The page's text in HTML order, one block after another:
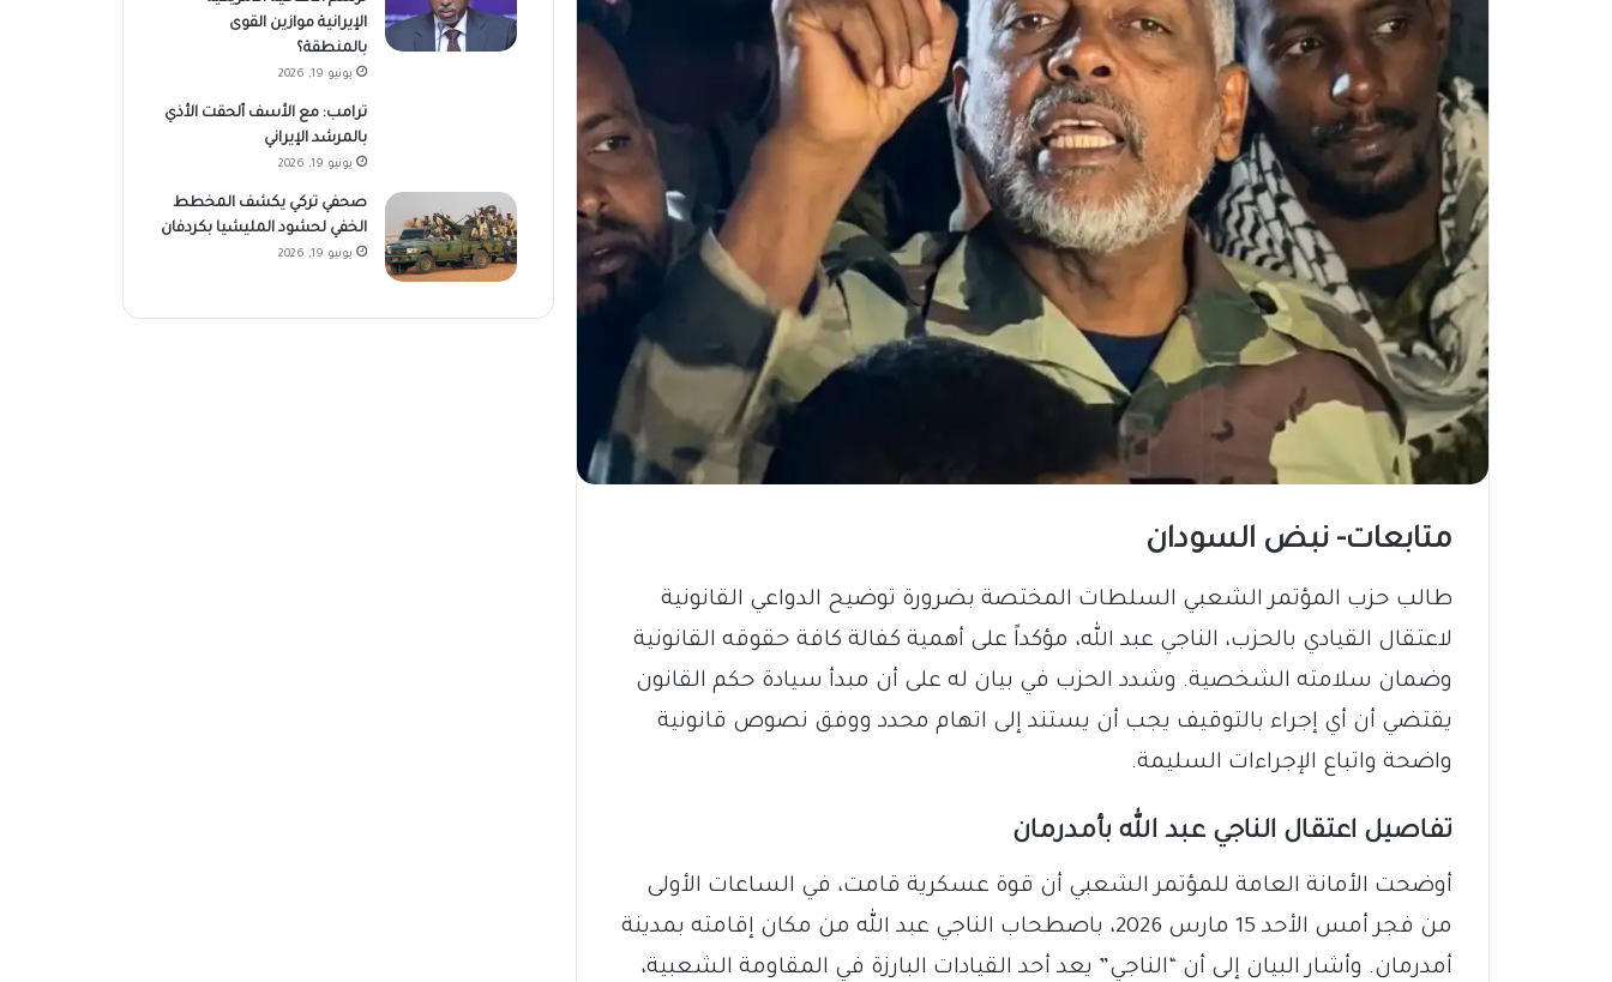
متابعات- نبض السودان
طالب حزب المؤتمر الشعبي السلطات المختصة بضرورة توضيح الدواعي القانونية
لاعتقال القيادي بالحزب، الناجي عبد الله، مؤكداً على أهمية كفالة كافة حقوقه القانونية
وضمان سلامته الشخصية. وشدد الحزب في بيان له على أن مبدأ سيادة حكم القانون
يقتضي أن أي إجراء بالتوقيف يجب أن يستند إلى اتهام محدد ووفق نصوص قانونية
واضحة واتباع الإجراءات السليمة.
تفاصيل اعتقال الناجي عبد الله بأمدرمان
أوضحت الأمانة العامة للمؤتمر الشعبي أن قوة عسكرية قامت، في الساعات الأولى
من فجر أمس الأحد 15 مارس 2026، باصطحاب الناجي عبد الله من مكان إقامته بمدينة
أمدرمان. وأشار البيان إلى أن “الناجي” يعد أحد القيادات البارزة في المقاومة الشعبية،
الإيرانية موازين القوى
بالمنطقة؟
يونيو 19, 2026
ترامب: مع الأسف ألحقت الأذي
بالمرشد الإيراني
يونيو 19, 2026
صحفي تركي يكشف المخطط
الخفي لحشود المليشيا بكردفان
يونيو 19, 2026